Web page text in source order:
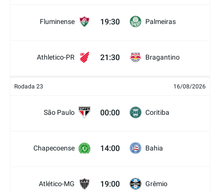
Fluminense 19:30 Palmeiras
Athletico-PR 21:30 Bragantino
Rodada 23 16/08/2026
São Paulo 00:00 Coritiba
Chapecoense 14:00 Bahia
Atlético-MG 19:00 Grêmio